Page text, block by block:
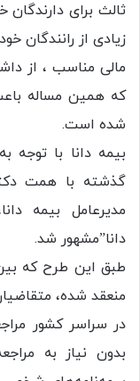
ثالث برای دارندگان
زیادی از رانندگان
مالی مناسب ، از
که همین مساله
شده است.
بیمه دانا با
گذشته با همت
مدیرعامل بیمه
دانا”مشهور شد.
طبق این طرح که
منعقد شده،
در سراسر کشور
بدون نیاز به